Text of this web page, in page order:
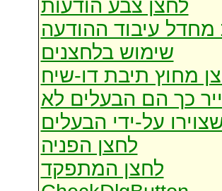
לחצן צבע הודעות
מחדל עיבוד ההודעה
שימוש בלחצנים
מחוץ תיבת דו-שיח
כך הם הבעלים לא
על-ידי הבעלים
לחצן הפניה
לחצן המתפקד